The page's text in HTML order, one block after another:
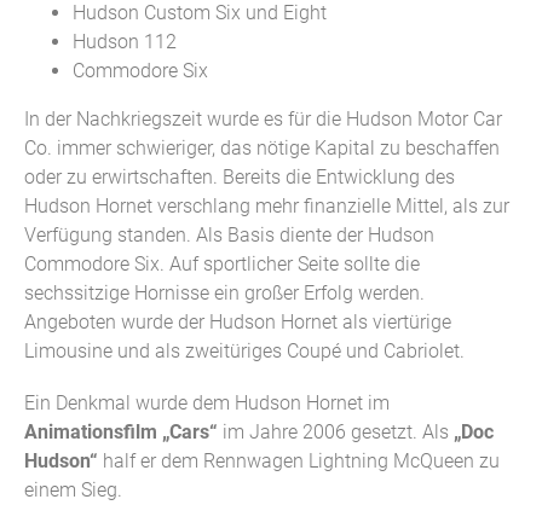
Hudson Custom Six und Eight
Hudson 112
Commodore Six
In der Nachkriegszeit wurde es für die Hudson Motor Car
Co. immer schwieriger, das nötige Kapital zu beschaffen
oder zu erwirtschaften. Bereits die Entwicklung des
Hudson Hornet verschlang mehr finanzielle Mittel, als zur
Verfügung standen. Als Basis diente der Hudson
Commodore Six. Auf sportlicher Seite sollte die
sechssitzige Hornisse ein großer Erfolg werden.
Angeboten wurde der Hudson Hornet als viertürige
Limousine und als zweitüriges Coupé und Cabriolet.
Ein Denkmal wurde dem Hudson Hornet im
Animationsfilm „Cars“ im Jahre 2006 gesetzt. Als „Doc
Hudson“ half er dem Rennwagen Lightning McQueen zu
einem Sieg.